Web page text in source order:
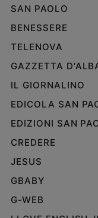
SAN PAOLO
BENESSERE
TELENOVA
GAZZETTA
IL GIORNALINO
EDICOLA SAN
EDIZIONI SAN
CREDERE
JESUS
GBABY
G-WEB